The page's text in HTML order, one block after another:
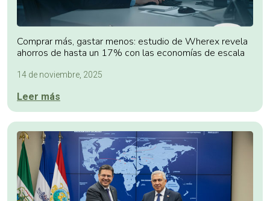
Comprar más, gastar menos: estudio de Wherex revela
ahorros de hasta un 17% con las economías de escala
14 de noviembre, 2025
Leer más